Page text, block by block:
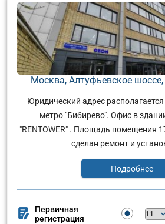
Москва, Алтуфьевское
Юридический адрес
метро "Бибирево". Офис в
"RENTOWER" . Площадь помещения
сделан ремонт и
Подробнее
Первичная
регистрация